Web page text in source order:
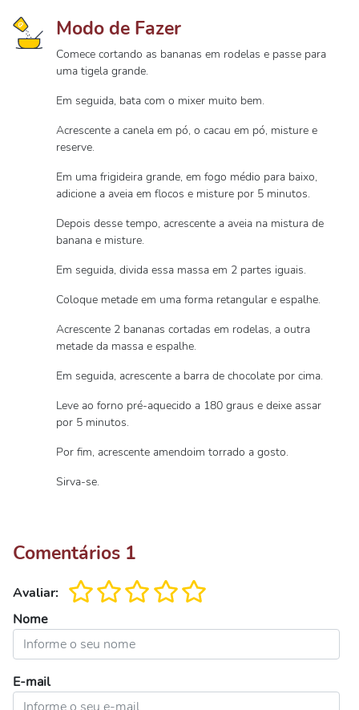
Modo de Fazer
Comece cortando as bananas em rodelas e passe para
uma tigela grande.
Em seguida, bata com o mixer muito bem.
Acrescente a canela em pó, o cacau em pó, misture e
reserve.
Em uma frigideira grande, em fogo médio para baixo,
adicione a aveia em flocos e misture por 5 minutos.
Depois desse tempo, acrescente a aveia na mistura de
banana e misture.
Em seguida, divida essa massa em 2 partes iguais.
Coloque metade em uma forma retangular e espalhe.
Acrescente 2 bananas cortadas em rodelas, a outra
metade da massa e espalhe.
Em seguida, acrescente a barra de chocolate por cima.
Leve ao forno pré-aquecido a 180 graus e deixe assar
por 5 minutos.
Por fim, acrescente amendoim torrado a gosto.
Sirva-se.
Comentários 1
Avaliar:
Nome
E-mail